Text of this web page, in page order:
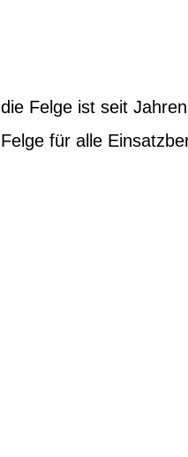
die Felge ist seit
Felge für alle